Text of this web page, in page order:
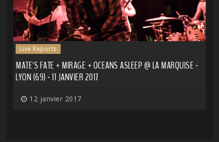
Live Reports
MATE'S FATE + MIRAGE + OCEANS ASLEEP @ LA MARQUISE -
LYON (69) - 11 JANVIER 2017
12 janvier 2017